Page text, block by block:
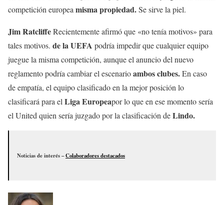
competición europea misma propiedad.Se sirve la piel.
Jim RatcliffeRecientemente afirmó que «no tenía motivos» para
tales motivos. de la UEFA podría impedir que cualquier equipo
juegue la misma competición, aunque el anuncio del nuevo
reglamento podría cambiar el escenarioambos clubes.En caso
de empatía, el equipo clasificado en la mejor posición lo
clasificará para el Liga Europeapor lo que en ese momento sería
el United quien sería juzgado por la clasificación deLindo.
Noticias de interés –Colaboradores destacados